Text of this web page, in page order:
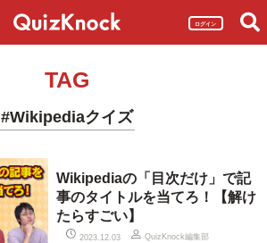
ログイン
TAG
#Wikipediaクイズ
Wikipediaの「目次だけ」で記
事のタイトルを当てろ！【解け
たらすごい】
2023.12.03 QuizKnock編集部